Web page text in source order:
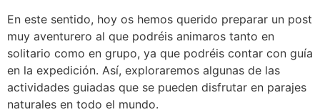
En este sentido, hoy os hemos querido preparar un post
muy aventurero al que podréis animaros tanto en
solitario como en grupo, ya que podréis contar con guía
en la expedición. Así, exploraremos algunas de las
actividades guiadas que se pueden disfrutar en parajes
naturales en todo el mundo.